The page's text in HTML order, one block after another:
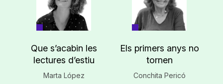
Que s’acabin les
lectures d’estiu
Marta López
Els primers anys no
tornen
Conchita Pericó